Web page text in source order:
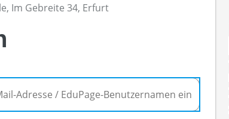
Im Gebreite 34, Erfurt